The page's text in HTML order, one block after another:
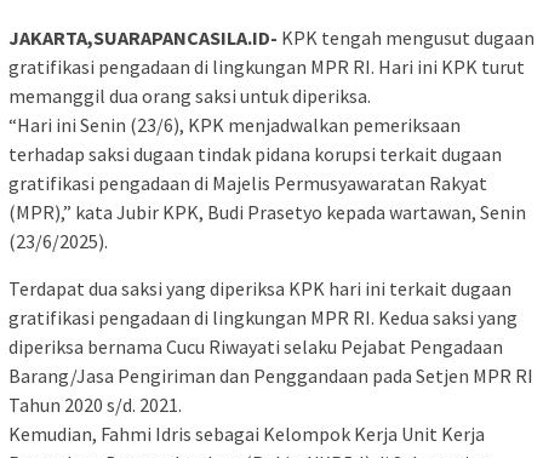
JAKARTA,SUARAPANCASILA.ID- KPK tengah mengusut dugaan
gratifikasi pengadaan di lingkungan MPR RI. Hari ini KPK turut
memanggil dua orang saksi untuk diperiksa.
“Hari ini Senin (23/6), KPK menjadwalkan pemeriksaan
terhadap saksi dugaan tindak pidana korupsi terkait dugaan
gratifikasi pengadaan di Majelis Permusyawaratan Rakyat
(MPR),” kata Jubir KPK, Budi Prasetyo kepada wartawan, Senin
(23/6/2025).
Terdapat dua saksi yang diperiksa KPK hari ini terkait dugaan
gratifikasi pengadaan di lingkungan MPR RI. Kedua saksi yang
diperiksa bernama Cucu Riwayati selaku Pejabat Pengadaan
Barang/Jasa Pengiriman dan Penggandaan pada Setjen MPR RI
Tahun 2020 s/d. 2021.
Kemudian, Fahmi Idris sebagai Kelompok Kerja Unit Kerja